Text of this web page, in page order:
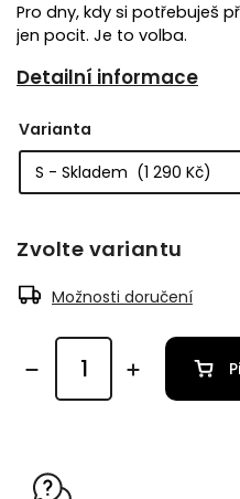
Pro dny, kdy si potřebuješ
jen pocit. Je to volba.
Detailní informace
Varianta
Zvolte variantu
Možnosti doručení